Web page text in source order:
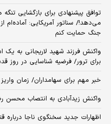
می‌دهد!/ سناتور آمریکایی: آماده‌ام
جنگ حمایت کنم
واکنش فرزند شهید لاریجانی به یک
برای ترور/ فرضیه شناسایی در
خبر مهم برای سهامداران/ زمان
واکنش زیدآبادی به انتصاب محسن
اظهارات جدید سخنگوی ناجا درباره